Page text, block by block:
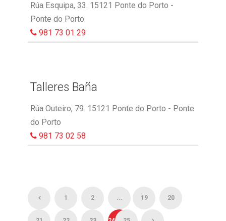
Rúa Esquipa, 33. 15121 Ponte do Porto -
Ponte do Porto
981 73 01 29
Talleres Baña
Rúa Outeiro, 79. 15121 Ponte do Porto - Ponte
do Porto
981 73 02 58
1 2 ... 19 20